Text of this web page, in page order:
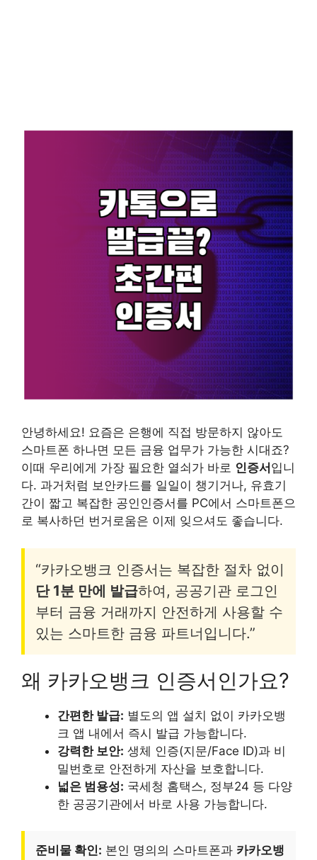
안녕하세요! 요즘은 은행에 직접 방문하지 않아도
스마트폰 하나면 모든 금융 업무가 가능한 시대죠?
이때 우리에게 가장 필요한 열쇠가 바로 인증서 입니
다. 과거처럼 보안카드를 일일이 챙기거나, 유효기
간이 짧고 복잡한 공인인증서를 PC에서 스마트폰으
로 복사하던 번거로움은 이제 잊으셔도 좋습니다.
“카카오뱅크 인증서는 복잡한 절차 없이
단 1분 만에 발급하여, 공공기관 로그인
부터 금융 거래까지 안전하게 사용할 수
있는 스마트한 금융 파트너입니다.”
왜 카카오뱅크 인증서인가요?
간편한 발급: 별도의 앱 설치 없이 카카오뱅
크 앱 내에서 즉시 발급 가능합니다.
강력한 보안: 생체 인증(지문/Face ID)과 비
밀번호로 안전하게 자산을 보호합니다.
넓은 범용성: 국세청 홈택스, 정부24 등 다양
한 공공기관에서 바로 사용 가능합니다.
준비물 확인: 본인 명의의 스마트폰과 카카오뱅